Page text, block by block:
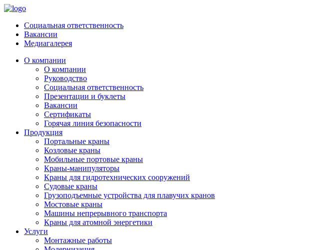
Социальная ответственность
Вакансии
Медиагалерея
О компании
О компании
Руководство
Социальная ответственность
Презентации и буклеты
Вакансии
Сертификаты
Горячая линия безопасности
Продукция
Портальные краны
Козловые краны
Мобильные портовые краны
Краны-манипуляторы
Краны для гидротехнических сооружений
Судовые краны
Грузоподъемные устройства для плавучих кранов
Мостовые краны
Машины непрерывного транспорта
Краны для атомной энергетики
Услуги
Монтажные работы